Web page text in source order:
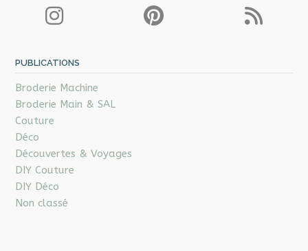
PUBLICATIONS
Broderie Machine
Broderie Main & SAL
Couture
Déco
Découvertes & Voyages
DIY Couture
DIY Déco
Non classé